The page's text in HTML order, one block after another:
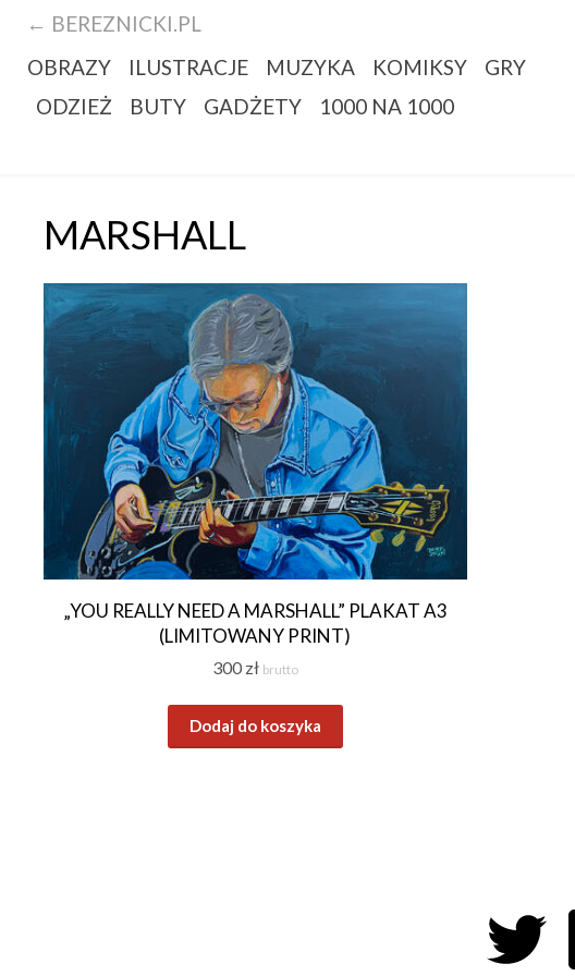
← BEREZNICKI.PL
OBRAZY
ILUSTRACJE MUZYKA KOMIKSY
GRY
ODZIEŻ
BUTY GADŻETY 1000 NA 1000
MARSHALL
„YOU REALLY NEED A MARSHALL” PLAKAT A3
(LIMITOWANY PRINT)
300 zł brutto
Dodaj do koszyka